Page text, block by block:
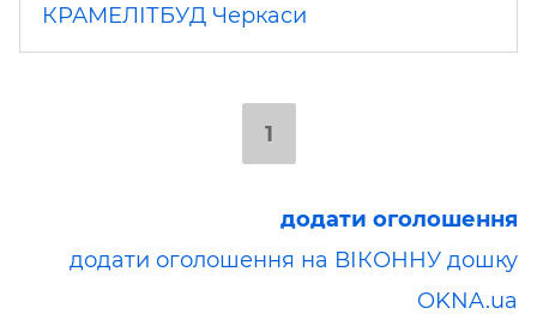
КРАМЕЛІТБУД Черкаси
1
додати оголошення
додати оголошення на ВІКОННУ дошку
OKNA.ua